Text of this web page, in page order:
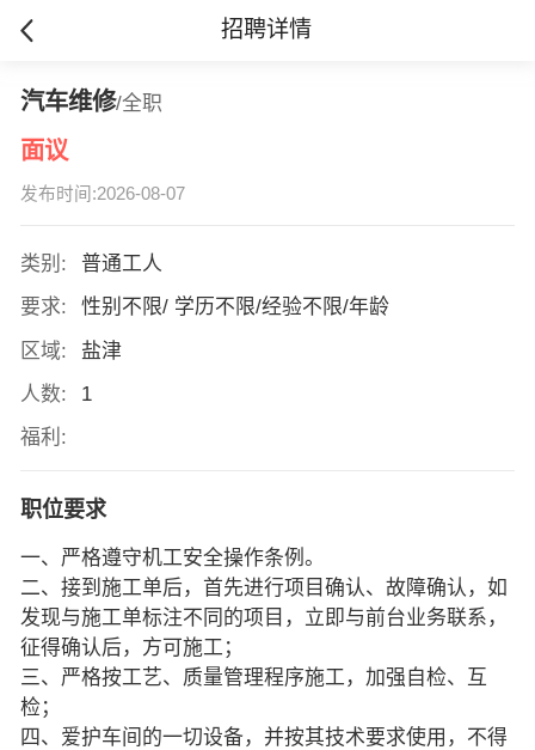
招聘详情
汽车维修/全职
面议
发布时间:2026-08-07
类别:
普通工人
要求:
性别不限/ 学历不限/经验不限/年龄
区域:
盐津
人数:
1
福利:
职位要求
一、严格遵守机工安全操作条例。
二、接到施工单后，首先进行项目确认、故障确认，如
发现与施工单标注不同的项目，立即与前台业务联系，
征得确认后，方可施工；
三、严格按工艺、质量管理程序施工，加强自检、互
检；
四、爱护车间的一切设备，并按其技术要求使用，不得